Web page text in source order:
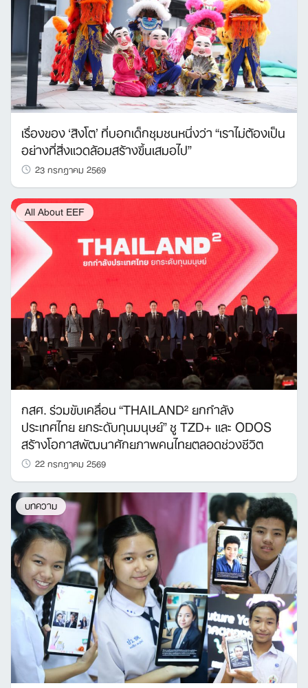
เรื่องของ ‘สิงโต’ ที่บอกเด็กชุมชนหนึ่งว่า “เราไม่ต้องเป็น
อย่างที่สิ่งแวดล้อมสร้างขึ้นเสมอไป”
23 กรกฎาคม 2569
All About EEF
กสศ. ร่วมขับเคลื่อน “THAILAND² ยกกำลัง
ประเทศไทย ยกระดับทุนมนุษย์” ชู TZD+ และ ODOS
สร้างโอกาสพัฒนาศักยภาพคนไทยตลอดช่วงชีวิต
22 กรกฎาคม 2569
บทความ